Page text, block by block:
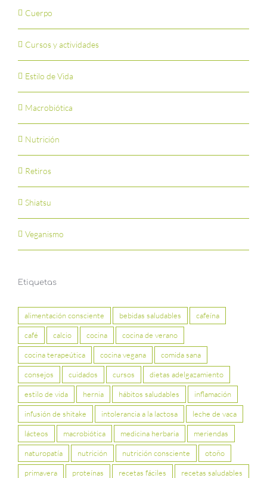
Cuerpo
Cursos y actividades
Estilo de Vida
Macrobiótica
Nutrición
Retiros
Shiatsu
Veganismo
Etiquetas
alimentación consciente bebidas saludables cafeína
café calcio cocina cocina de verano
cocina terapeútica cocina vegana comida sana
consejos cuidados cursos dietas adelgazamiento
estilo de vida hernia hábitos saludables inflamación
infusión de shitake intolerancia a la lactosa leche de vaca
lácteos macrobiótica medicina herbaria meriendas
naturopatía nutrición nutrición consciente otoño
primavera proteínas recetas fáciles recetas saludables